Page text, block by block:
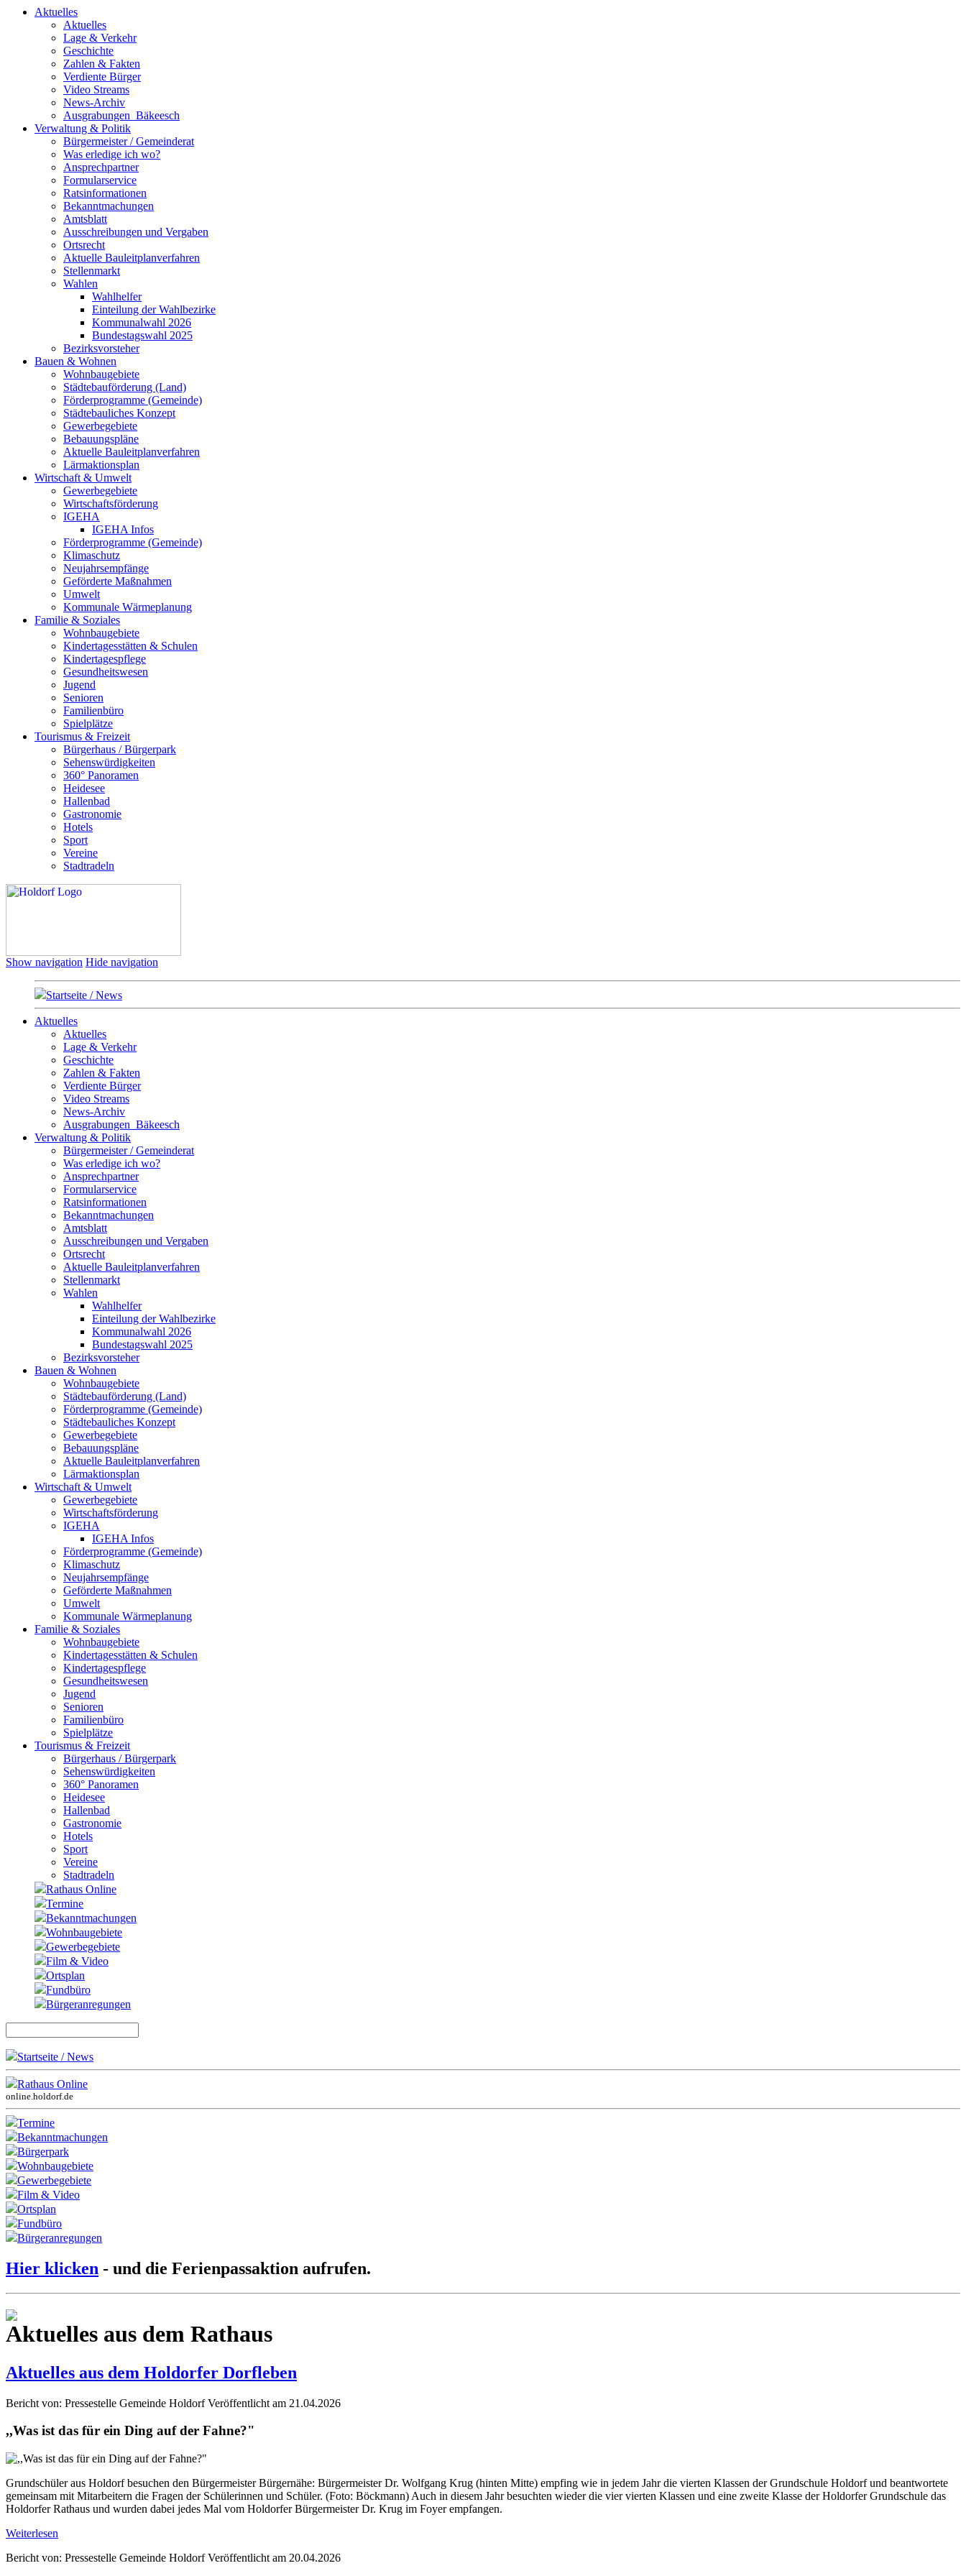
Aktuelles
Aktuelles
Lage & Verkehr
Geschichte
Zahlen & Fakten
Verdiente Bürger
Video Streams
News-Archiv
Ausgrabungen_Bäkeesch
Verwaltung & Politik
Bürgermeister / Gemeinderat
Was erledige ich wo?
Ansprechpartner
Formularservice
Ratsinformationen
Bekanntmachungen
Amtsblatt
Ausschreibungen und Vergaben
Ortsrecht
Aktuelle Bauleitplanverfahren
Stellenmarkt
Wahlen
Wahlhelfer
Einteilung der Wahlbezirke
Kommunalwahl 2026
Bundestagswahl 2025
Bezirksvorsteher
Bauen & Wohnen
Wohnbaugebiete
Städtebauförderung (Land)
Förderprogramme (Gemeinde)
Städtebauliches Konzept
Gewerbegebiete
Bebauungspläne
Aktuelle Bauleitplanverfahren
Lärmaktionsplan
Wirtschaft & Umwelt
Gewerbegebiete
Wirtschaftsförderung
IGEHA
IGEHA Infos
Förderprogramme (Gemeinde)
Klimaschutz
Neujahrsempfänge
Geförderte Maßnahmen
Umwelt
Kommunale Wärmeplanung
Familie & Soziales
Wohnbaugebiete
Kindertagesstätten & Schulen
Kindertagespflege
Gesundheitswesen
Jugend
Senioren
Familienbüro
Spielplätze
Tourismus & Freizeit
Bürgerhaus / Bürgerpark
Sehenswürdigkeiten
360° Panoramen
Heidesee
Hallenbad
Gastronomie
Hotels
Sport
Vereine
Stadtradeln
Show navigation Hide navigation
Startseite / News
Aktuelles
Aktuelles
Lage & Verkehr
Geschichte
Zahlen & Fakten
Verdiente Bürger
Video Streams
News-Archiv
Ausgrabungen_Bäkeesch
Verwaltung & Politik
Bürgermeister / Gemeinderat
Was erledige ich wo?
Ansprechpartner
Formularservice
Ratsinformationen
Bekanntmachungen
Amtsblatt
Ausschreibungen und Vergaben
Ortsrecht
Aktuelle Bauleitplanverfahren
Stellenmarkt
Wahlen
Wahlhelfer
Einteilung der Wahlbezirke
Kommunalwahl 2026
Bundestagswahl 2025
Bezirksvorsteher
Bauen & Wohnen
Wohnbaugebiete
Städtebauförderung (Land)
Förderprogramme (Gemeinde)
Städtebauliches Konzept
Gewerbegebiete
Bebauungspläne
Aktuelle Bauleitplanverfahren
Lärmaktionsplan
Wirtschaft & Umwelt
Gewerbegebiete
Wirtschaftsförderung
IGEHA
IGEHA Infos
Förderprogramme (Gemeinde)
Klimaschutz
Neujahrsempfänge
Geförderte Maßnahmen
Umwelt
Kommunale Wärmeplanung
Familie & Soziales
Wohnbaugebiete
Kindertagesstätten & Schulen
Kindertagespflege
Gesundheitswesen
Jugend
Senioren
Familienbüro
Spielplätze
Tourismus & Freizeit
Bürgerhaus / Bürgerpark
Sehenswürdigkeiten
360° Panoramen
Heidesee
Hallenbad
Gastronomie
Hotels
Sport
Vereine
Stadtradeln
Rathaus Online
Termine
Bekanntmachungen
Wohnbaugebiete
Gewerbegebiete
Film & Video
Ortsplan
Fundbüro
Bürgeranregungen
Startseite / News
Rathaus Online
online.holdorf.de
Termine
Bekanntmachungen
Bürgerpark
Wohnbaugebiete
Gewerbegebiete
Film & Video
Ortsplan
Fundbüro
Bürgeranregungen
Hier klicken - und die Ferienpassaktion aufrufen.
Aktuelles aus dem Rathaus
Aktuelles aus dem Holdorfer Dorfleben
Bericht von: Pressestelle Gemeinde Holdorf Veröffentlicht am 21.04.2026
,,Was ist das für ein Ding auf der Fahne?"
Grundschüler aus Holdorf besuchen den Bürgermeister Bürgernähe: Bürgermeister Dr. Wolfgang Krug (hinten Mitte) empfing wie in jedem Jahr die vierten Klassen der Grundschule Holdorf und beantwortete
gemeinsam mit Mitarbeitern die Fragen der Schülerinnen und Schüler. (Foto: Böckmann) Auch in diesem Jahr besuchten wieder die vier vierten Klassen und eine zweite Klasse der Holdorfer Grundschule das
Holdorfer Rathaus und wurden dabei jedes Mal vom Holdorfer Bürgermeister Dr. Krug im Foyer empfangen.
Weiterlesen
Bericht von: Pressestelle Gemeinde Holdorf Veröffentlicht am 20.04.2026